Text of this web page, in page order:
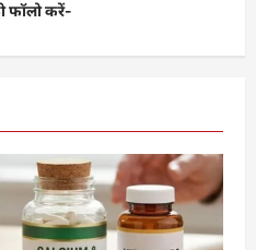
फॉलो करें-